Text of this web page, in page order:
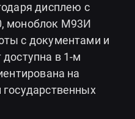
дисплею с
моноблок М93И
с документами и
в 1-м
на